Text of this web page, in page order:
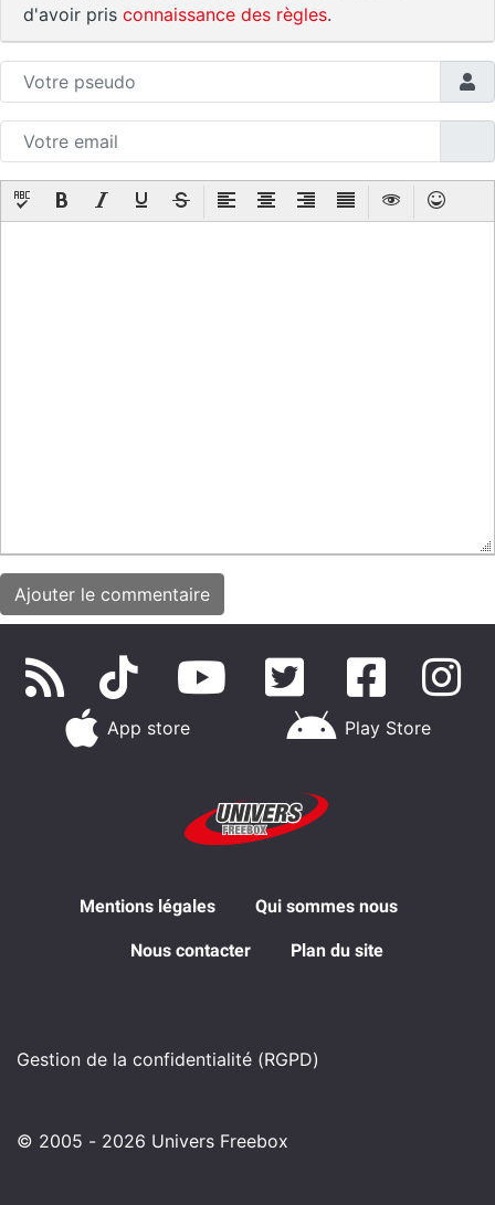
d'avoir pris connaissance des règles.
App store Play Store
Mentions légales Qui sommes nous
Nous contacter Plan du site
Gestion de la confidentialité (RGPD)
© 2005 - 2026 Univers Freebox